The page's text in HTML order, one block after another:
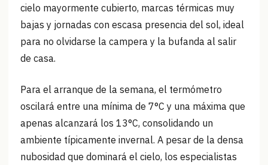
cielo mayormente cubierto, marcas térmicas muy
bajas y jornadas con escasa presencia del sol, ideal
para no olvidarse la campera y la bufanda al salir
de casa.
Para el arranque de la semana, el termómetro
oscilará entre una mínima de 7°C y una máxima que
apenas alcanzará los 13°C, consolidando un
ambiente típicamente invernal. A pesar de la densa
nubosidad que dominará el cielo, los especialistas